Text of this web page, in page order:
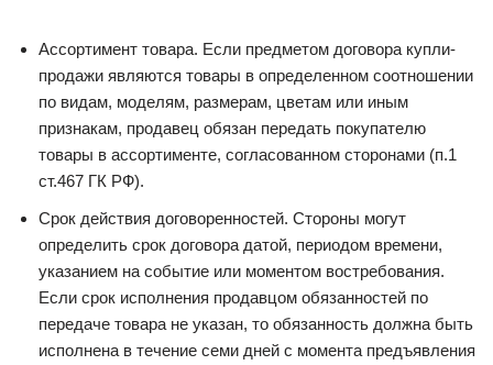
Ассортимент товара. Если предметом договора купли-
продажи являются товары в определенном соотношении
по видам, моделям, размерам, цветам или иным
признакам, продавец обязан передать покупателю
товары в ассортименте, согласованном сторонами (п.1
ст.467 ГК РФ).
Срок действия договоренностей. Стороны могут
определить срок договора датой, периодом времени,
указанием на событие или моментом востребования.
Если срок исполнения продавцом обязанностей по
передаче товара не указан, то обязанность должна быть
исполнена в течение семи дней с момента предъявления